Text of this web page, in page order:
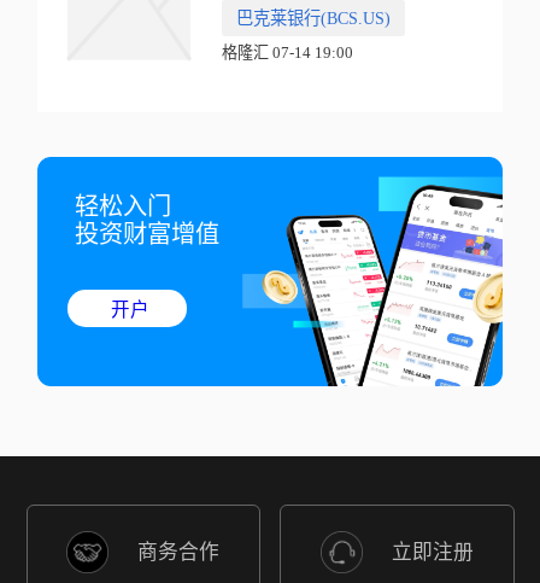
巴克莱银行(BCS.US)
格隆汇 07-14 19:00
轻松入门
投资财富增值
开户
商务合作 立即注册